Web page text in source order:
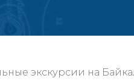
экскурсии на